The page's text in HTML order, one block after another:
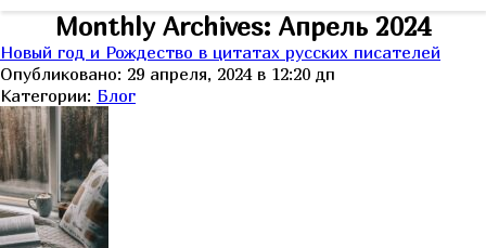
Monthly Archives: Апрель 2024
Новый год и Рождество в цитатах русских писателей
Опубликовано: 29 апреля, 2024 в 12:20 дп
Категории: Блог